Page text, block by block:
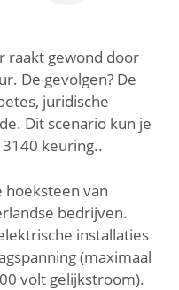
raakt gewond door
De gevolgen? De
juridische
Dit scenario kun je
keuring..
hoeksteen van
bedrijven.
installaties
(maximaal
volt gelijkstroom).